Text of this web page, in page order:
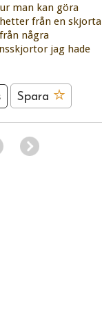
man kan göra
från en skjorta
några
jag hade
Spara